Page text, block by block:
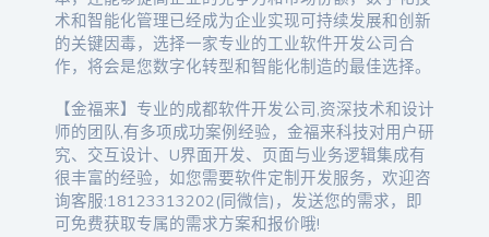
术和智能化管理已经成为企业实现可持续发展和创新
的关键因毒，选择一家专业的工业软件开发公司合
作，将会是您数字化转型和智能化制造的最佳选择。
【金福来】专业的成都软件开发公司,资深技术和设计
师的团队,有多项成功案例经验，金福来科技对用户研
究、交互设计、U界面开发、页面与业务逻辑集成有
很丰富的经验，如您需要软件定制开发服务，欢迎咨
询客服:18123313202(同微信)，发送您的需求，即
可免费获取专属的需求方案和报价哦!